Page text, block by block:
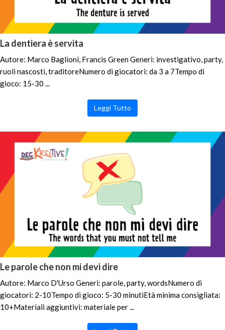
La dentiera è servita
Autore: Marco Baglioni, Francis Green Generi: investigativo, party,
ruoli nascosti, traditoreNumero di giocatori: da 3 a 7Tempo di
gioco: 15-30 ...
Leggi Tutto
Le parole che non mi devi dire
Autore: Marco D'Urso Generi: parole, party, wordsNumero di
giocatori: 2-10Tempo di gioco: 5-30 minutiEtà minima consigliata:
10+Materiali aggiuntivi: materiale per ...